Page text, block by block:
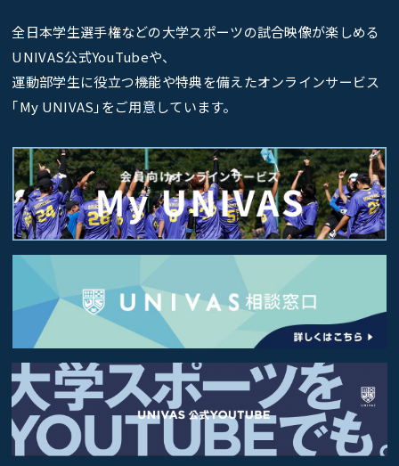
全日本学生選手権などの大学スポーツの試合映像が楽しめる
UNIVAS公式YouTubeや、
運動部学生に役立つ機能や特典を備えたオンラインサービス
｢My UNIVAS｣をご用意しています。